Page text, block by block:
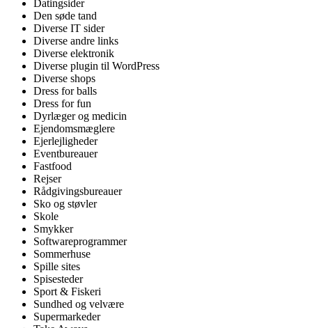
Datingsider
Den søde tand
Diverse IT sider
Diverse andre links
Diverse elektronik
Diverse plugin til WordPress
Diverse shops
Dress for balls
Dress for fun
Dyrlæger og medicin
Ejendomsmæglere
Ejerlejligheder
Eventbureauer
Fastfood
Rejser
Rådgivingsbureauer
Sko og støvler
Skole
Smykker
Softwareprogrammer
Sommerhuse
Spille sites
Spisesteder
Sport & Fiskeri
Sundhed og velvære
Supermarkeder